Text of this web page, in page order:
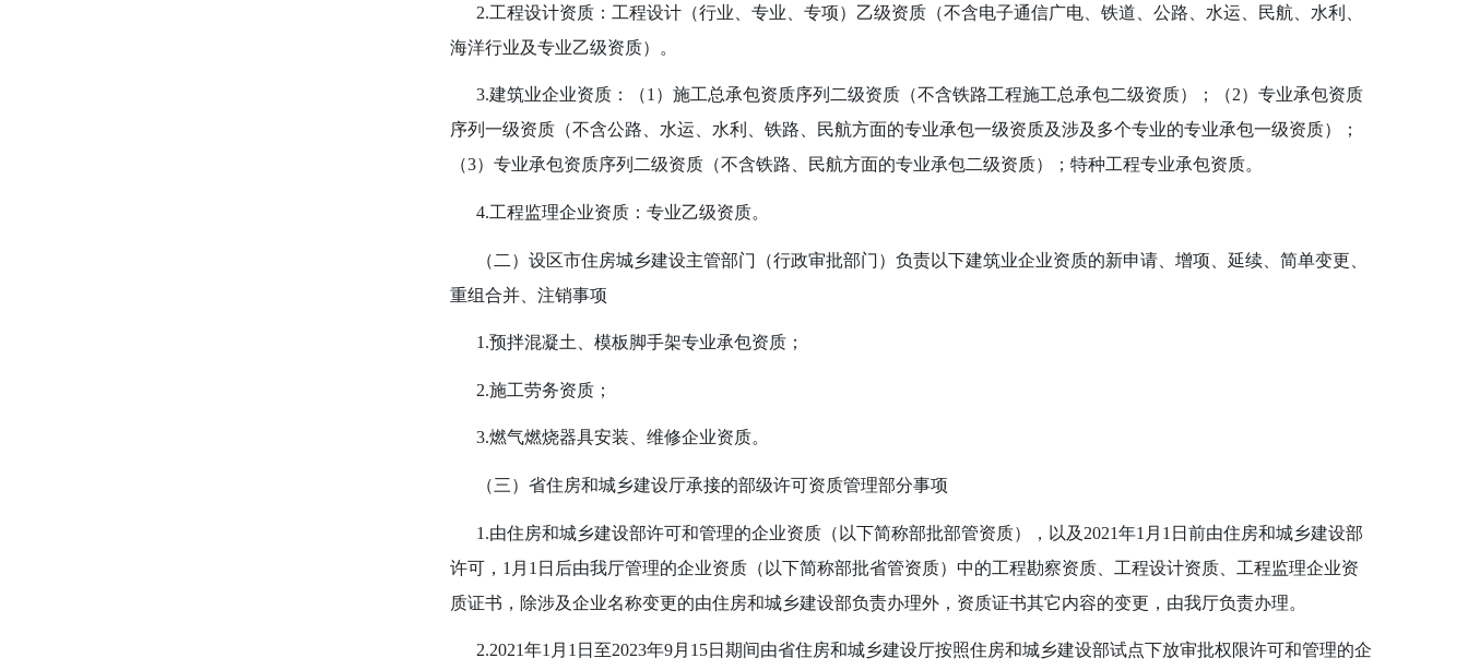
2.工程设计资质：工程设计（行业、专业、专项）乙级资质（不含电子通信广电、铁道、公路、水运、民航、水利、
海洋行业及专业乙级资质）。
3.建筑业企业资质：（1）施工总承包资质序列二级资质（不含铁路工程施工总承包二级资质）；（2）专业承包资质
序列一级资质（不含公路、水运、水利、铁路、民航方面的专业承包一级资质及涉及多个专业的专业承包一级资质）；
（3）专业承包资质序列二级资质（不含铁路、民航方面的专业承包二级资质）；特种工程专业承包资质。
4.工程监理企业资质：专业乙级资质。
（二）设区市住房城乡建设主管部门（行政审批部门）负责以下建筑业企业资质的新申请、增项、延续、简单变更、
重组合并、注销事项
1.预拌混凝土、模板脚手架专业承包资质；
2.施工劳务资质；
3.燃气燃烧器具安装、维修企业资质。
（三）省住房和城乡建设厅承接的部级许可资质管理部分事项
1.由住房和城乡建设部许可和管理的企业资质（以下简称部批部管资质），以及 2021年1 月 1 日前由住房和城乡建设部
许可， 1 月 1 日后由我厅管理的企业资质（以下简称部批省管资质）中的工程勘察资质、工程设计资质、工程监理企业资
质证书，除涉及企业名称变更的由住房和城乡建设部负责办理外，资质证书其它内容的变更，由我厅负责办理。
2.2021年1月 1 日至2023年9月 15日期间由省住房和城乡建设厅按照住房和城乡建设部试点下放审批权限许可和管理的企